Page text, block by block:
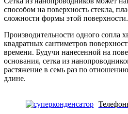
способом на поверхность стекла,
сложности формы этой поверхности.
Производительности одного сопла
квадратных сантиметров
времени. Будучи нанесенной на
основания, сетка из
растяжение в семь раз по
длине.